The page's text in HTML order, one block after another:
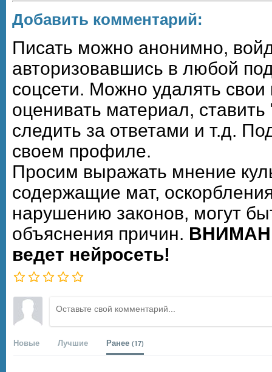
Добавить комментарий:
Писать можно анонимно,
авторизовавшись в любой
соцсети. Можно удалять
оценивать материал, ставить
следить за ответами и т.д.
своем профиле.
Просим выражать мнение
содержащие мат,
нарушению законов, могут
объяснения причин.
ведет нейросеть!
Новые Лучшие Ранее (17)